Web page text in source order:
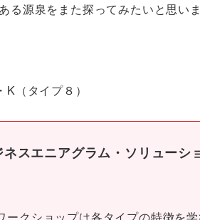
る源泉をまた探ってみたいと思いま
（タイプ８）
ネスエニアグラム・ソリュー